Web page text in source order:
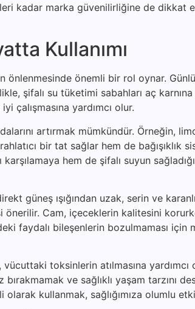
kadar marka güvenilirliğine de dikkat
Kullanımı
önlenmesinde önemli bir rol oynar.
şifalı su tüketimi sabahları aç
çalışmasına yardımcı olur.
artırmak mümkündür. Örneğin,
bir tat sağlar hem de bağışıklık
hem de şifalı suyun
güneş ışığından uzak, serin ve
Cam, içeceklerin kalitesini
faydalı bileşenlerin bozulmaması
toksinlerin atılmasına yardımcı
ve sağlıklı yaşam tarzını
kullanmak, sağlığımıza olumlu